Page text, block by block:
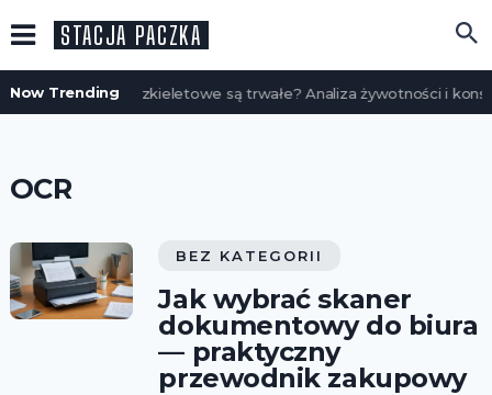
STACJA PACZKA
Now Trending
Czy domy szkieletowe są trwałe? Analiza żywotności i
OCR
BEZ KATEGORII
Jak wybrać skaner
dokumentowy do biura
— praktyczny
przewodnik zakupowy